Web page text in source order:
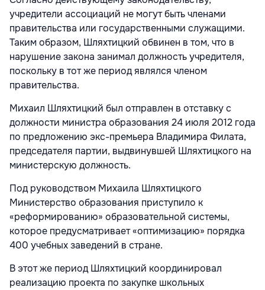
учредители ассоциаций не могут быть членами
правительства или государственными служащими.
Таким образом, Шляхтицкий обвинен в том, что в
нарушение закона занимал должность учредителя,
поскольку в тот же период являлся членом
правительства.
Михаил Шляхтицкий был отправлен в отставку с
должности министра образования 24 июля 2012 года
по предложению экс-премьера Владимира Филата,
председателя партии, выдвинувшей Шляхтицкого на
министерскую должность.
Под руководством Михаила Шляхтицкого
Министерство образования приступило к
«реформированию» образовательной системы,
которое предусматривает «оптимизацию» порядка
400 учебных заведений в стране.
В этот же период Шляхтицкий координировал
реализацию проекта по закупке школьных